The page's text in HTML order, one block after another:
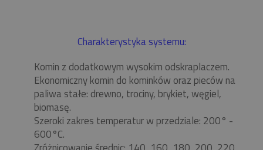
Charakterystyka systemu:
Komin z dodatkowym wysokim odskraplaczem.
Ekonomiczny komin do kominków oraz pieców na
paliwa stałe: drewno, trociny, brykiet, węgiel,
biomasę.
Szeroki zakres temperatur w przedziale: 200° -
600°C.